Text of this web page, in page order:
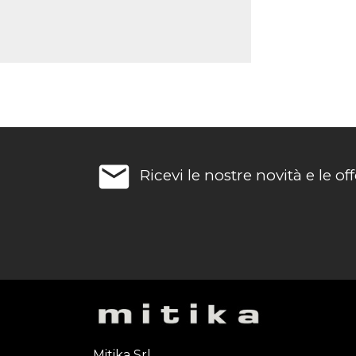
email Ricevi le nostre novità e le